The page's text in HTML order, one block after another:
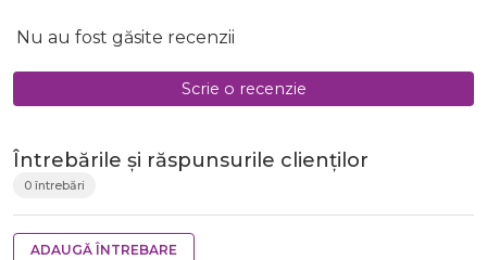
Nu au fost găsite recenzii
Scrie o recenzie
Întrebările și răspunsurile clienților
0 întrebări
ADAUGĂ ÎNTREBARE